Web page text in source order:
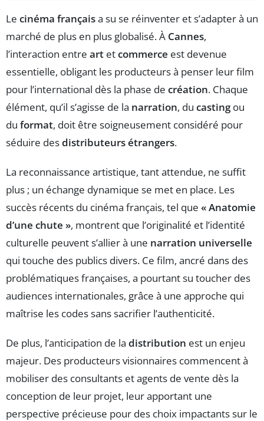
Le cinéma françaisa su se réinventer et s’adapter à un
marché de plus en plus globalisé. À Cannes,
l’interaction entre art etcommerce est devenue
essentielle, obligant les producteurs à penser leur film
pour l’international dès la phase de création. Chaque
élément, qu’il s’agisse de la narration, du castingou
du format, doit être soigneusement considéré pour
séduire desdistributeurs étrangers.
La reconnaissance artistique, tant attendue, ne suffit
plus ; un échange dynamique se met en place. Les
succès récents du cinéma français, tel que « Anatomie
d’une chute », montrent que l’originalité et l’identité
culturelle peuvent s’allier à une narration universelle
qui touche des publics divers. Ce film, ancré dans des
problématiques françaises, a pourtant su toucher des
audiences internationales, grâce à une approche qui
maîtrise les codes sans sacrifier l’authenticité.
De plus, l’anticipation de la distribution est un enjeu
majeur. Des producteurs visionnaires commencent à
mobiliser des consultants et agents de vente dès la
conception de leur projet, leur apportant une
perspective précieuse pour des choix impactants sur le